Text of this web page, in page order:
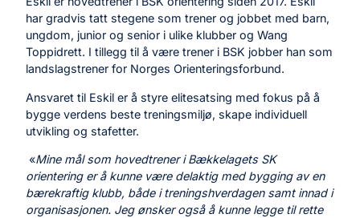
har gradvis tatt stegene som trener og jobbet med barn,
ungdom, junior og senior i ulike klubber og Wang
Toppidrett. I tillegg til å være trener i BSK jobber han som
landslagstrener for Norges Orienteringsforbund.
Ansvaret til Eskil er å styre elitesatsing med fokus på å
bygge verdens beste treningsmiljø, skape individuell
utvikling og stafetter.
«Mine mål som hovedtrener i Bækkelagets SK
orientering er å kunne være delaktig med bygging av en
bærekraftig klubb, både i treningshverdagen samt innad i
organisasjonen. Jeg ønsker også å kunne legge til rette